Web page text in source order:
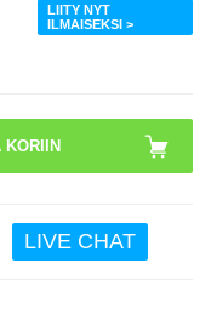
LIITY NYT
ILMAISEKSI >
LIVE CHAT